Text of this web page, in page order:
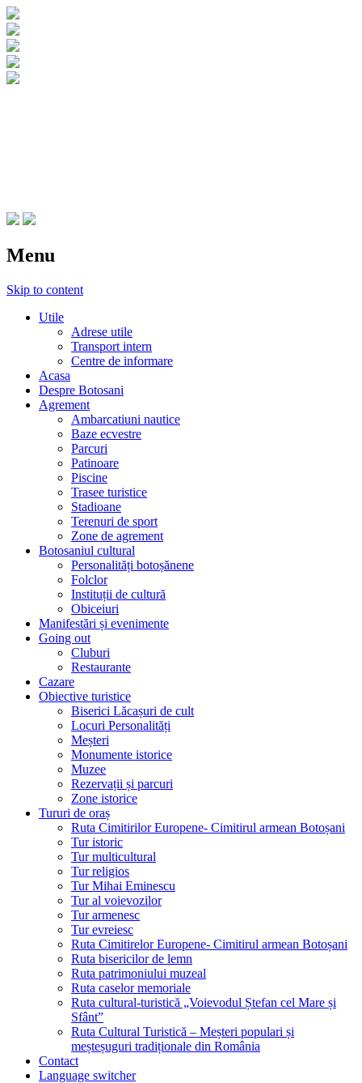
Menu
Skip to content
Utile
Adrese utile
Transport intern
Centre de informare
Acasa
Despre Botosani
Agrement
Ambarcatiuni nautice
Baze ecvestre
Parcuri
Patinoare
Piscine
Trasee turistice
Stadioane
Terenuri de sport
Zone de agrement
Botosaniul cultural
Personalități botoșănene
Folclor
Instituții de cultură
Obiceiuri
Manifestări și evenimente
Going out
Cluburi
Restaurante
Cazare
Obiective turistice
Biserici Lăcașuri de cult
Locuri Personalități
Meșteri
Monumente istorice
Muzee
Rezervații și parcuri
Zone istorice
Tururi de oraș
Ruta Cimitirilor Europene- Cimitirul armean Botoșani
Tur istoric
Tur multicultural
Tur religios
Tur Mihai Eminescu
Tur al voievozilor
Tur armenesc
Tur evreiesc
Ruta Cimitirelor Europene- Cimitirul armean Botoșani
Ruta bisericilor de lemn
Ruta patrimoniului muzeal
Ruta caselor memoriale
Ruta cultural-turistică „Voievodul Ștefan cel Mare și
Sfânt”
Ruta Cultural Turistică – Meșteri populari și
meșteșuguri tradiționale din România
Contact
Language switcher